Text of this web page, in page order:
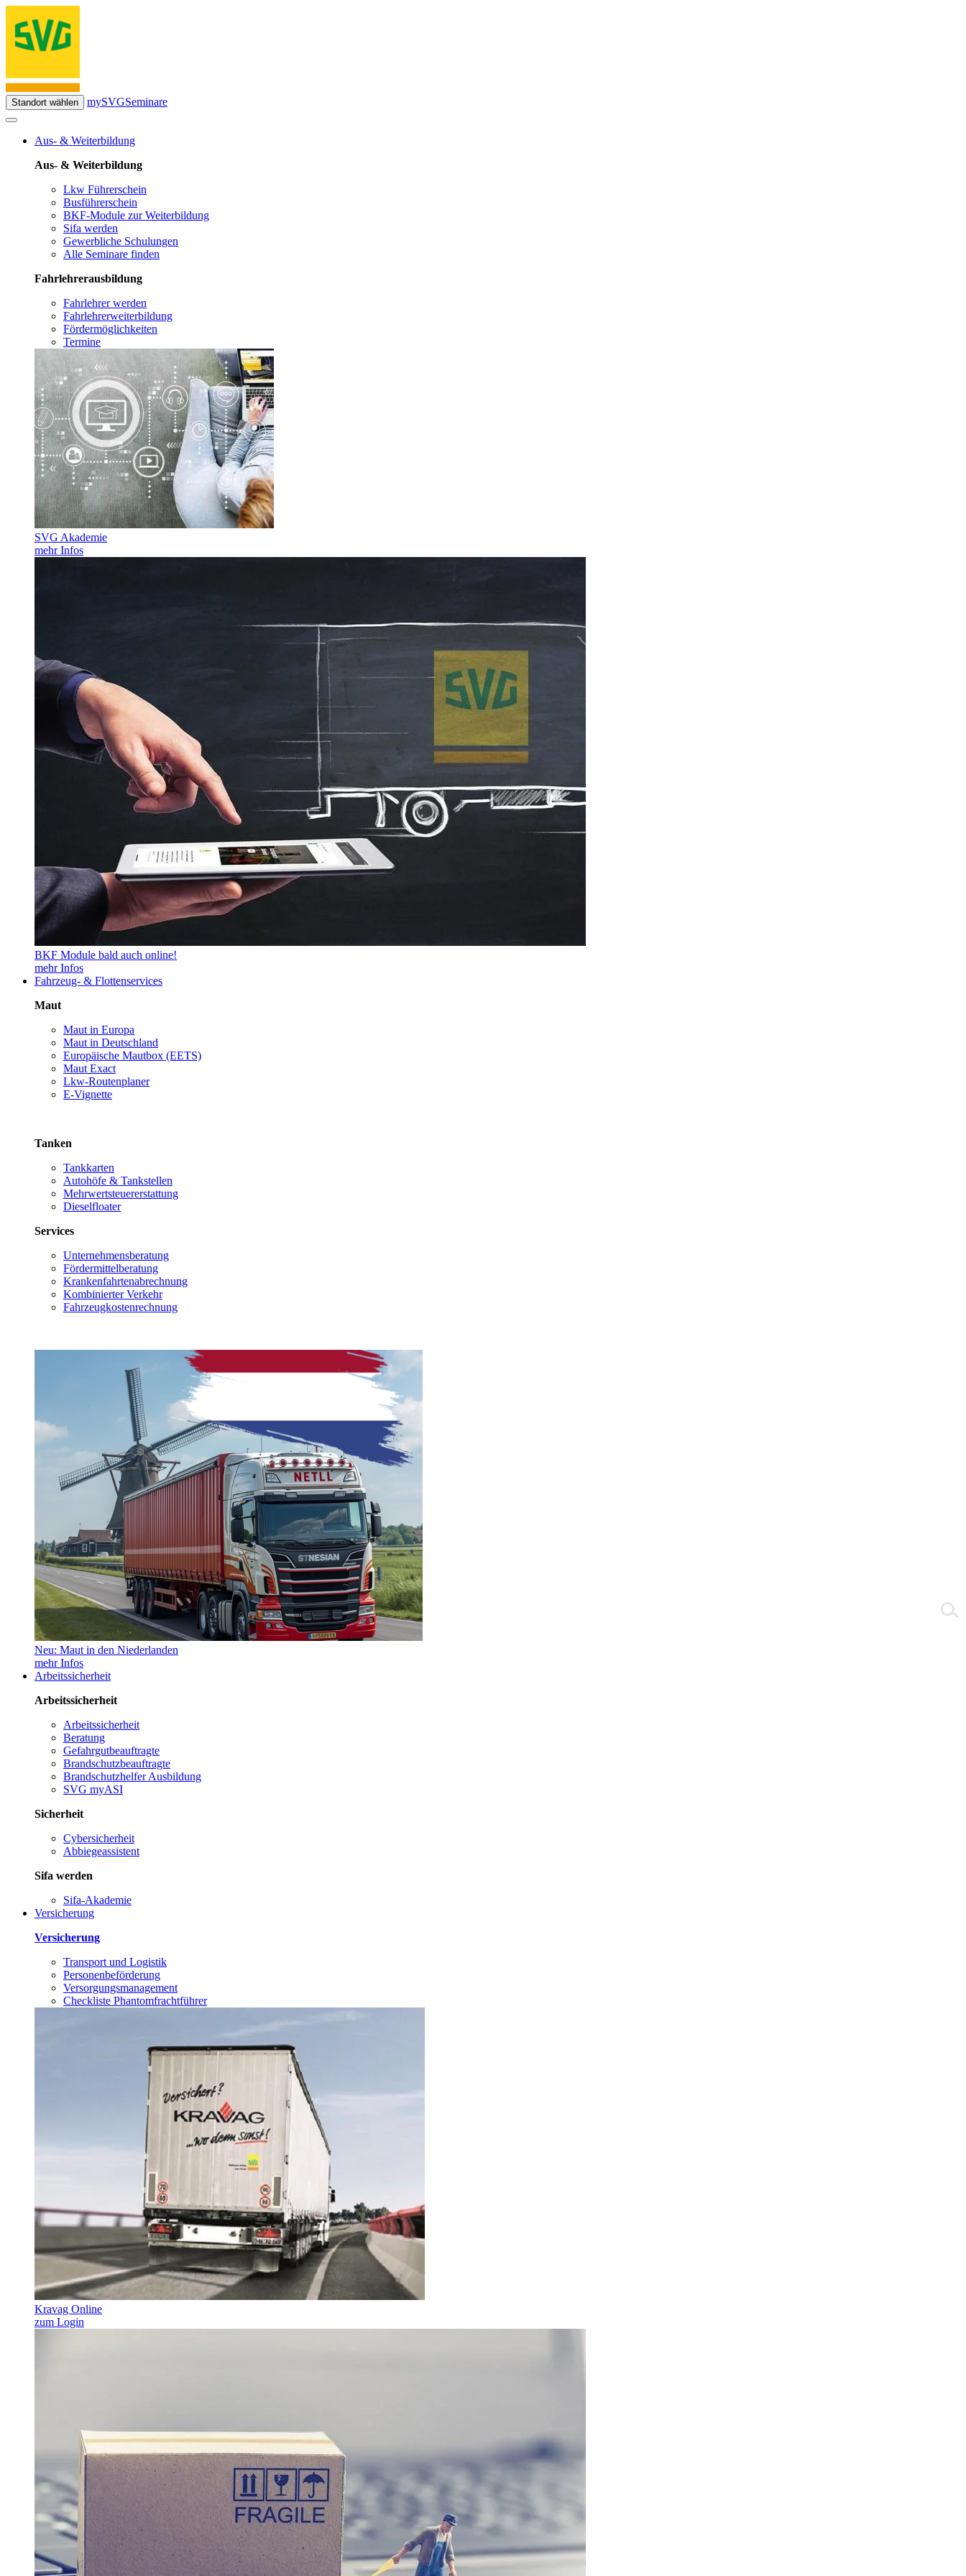
Standort wählen mySVGSeminare
Aus- & Weiterbildung
Aus- & Weiterbildung
Lkw Führerschein
Busführerschein
BKF-Module zur Weiterbildung
Sifa werden
Gewerbliche Schulungen
Alle Seminare finden
Fahrlehrerausbildung
Fahrlehrer werden
Fahrlehrerweiterbildung
Fördermöglichkeiten
Termine
SVG Akademie
mehr Infos
BKF Module bald auch online!
mehr Infos
Fahrzeug- & Flottenservices
Maut
Maut in Europa
Maut in Deutschland
Europäische Mautbox (EETS)
Maut Exact
Lkw-Routenplaner
E-Vignette
Tanken
Tankkarten
Autohöfe & Tankstellen
Mehrwertsteuererstattung
Dieselfloater
Services
Unternehmensberatung
Fördermittelberatung
Krankenfahrtenabrechnung
Kombinierter Verkehr
Fahrzeugkostenrechnung
Neu: Maut in den Niederlanden
mehr Infos
Arbeitssicherheit
Arbeitssicherheit
Arbeitssicherheit
Beratung
Gefahrgutbeauftragte
Brandschutzbeauftragte
Brandschutzhelfer Ausbildung
SVG myASI
Sicherheit
Cybersicherheit
Abbiegeassistent
Sifa werden
Sifa-Akademie
Versicherung
Versicherung
Transport und Logistik
Personenbeförderung
Versorgungsmanagement
Checkliste Phantomfrachtführer
Kravag Online
zum Login